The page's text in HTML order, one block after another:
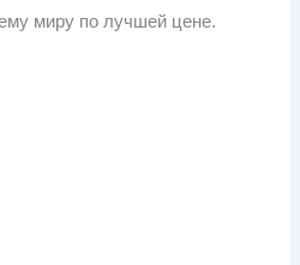
миру по лучшей цене.